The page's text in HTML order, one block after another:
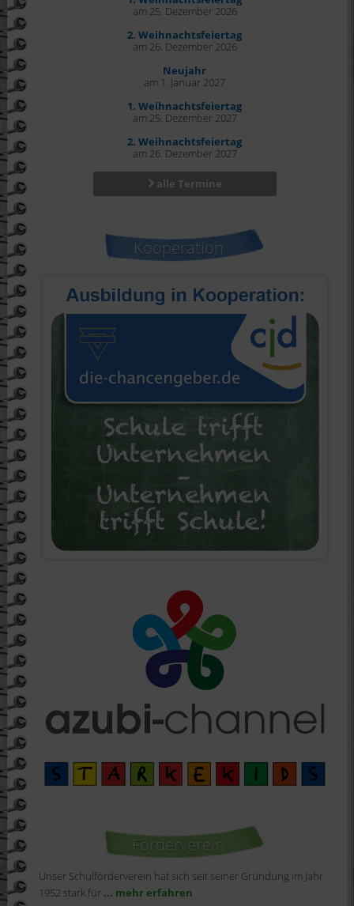
am 25. Dezember 2026
2. Weihnachtsfeiertag
am 26. Dezember 2026
Neujahr
am 1. Januar 2027
1. Weihnachtsfeiertag
am 25. Dezember 2027
2. Weihnachtsfeiertag
am 26. Dezember 2027
alle Termine
Kooperation
Förderverein
Unser Schulförderverein hat sich seit seiner Gründung im Jahr
1952 stark für ... mehr erfahren